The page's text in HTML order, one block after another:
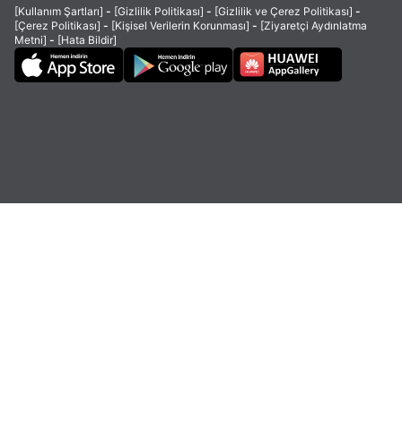
[Kullanım Şartları] - [Gizlilik Politikası] - [Gizlilik ve Çerez Politikası] -
[Çerez Politikası] - [Kişisel Verilerin Korunması] - [Ziyaretçi Aydınlatma
Metni] - [Hata Bildir]